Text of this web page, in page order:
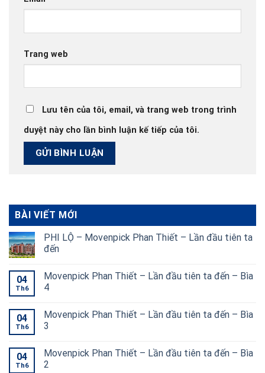
Trang web
Lưu tên của tôi, email, và trang web trong trình
duyệt này cho lần bình luận kế tiếp của tôi.
BÀI VIẾT MỚI
PHI LỘ – Movenpick Phan Thiết – Lần đầu tiên ta
đến
04
Th6
Movenpick Phan Thiết – Lần đầu tiên ta đến – Bìa
4
04
Th6
Movenpick Phan Thiết – Lần đầu tiên ta đến – Bìa
3
04
Th6
Movenpick Phan Thiết – Lần đầu tiên ta đến – Bìa
2